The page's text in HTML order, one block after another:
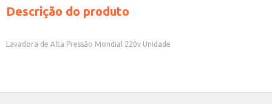
Descrição do produto
Lavadora de Alta Pressão Mondial 220v Unidade